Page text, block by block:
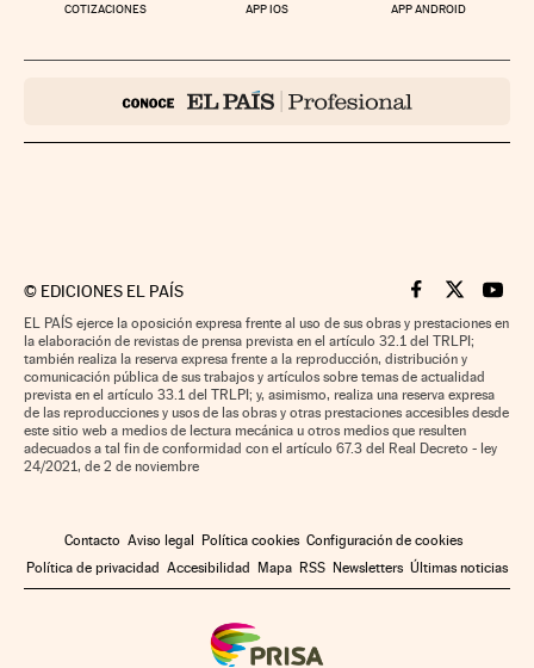
COTIZACIONES APP IOS APP ANDROID
© EDICIONES EL PAÍS Cinco Días en
Cinco Días
Cinco
EL PAÍS ejerce la oposición expresa frente al uso de sus obras y prestaciones en
la elaboración de revistas de prensa prevista en el artículo 32.1 del TRLPI;
también realiza la reserva expresa frente a la reproducción, distribución y
comunicación pública de sus trabajos y artículos sobre temas de actualidad
prevista en el artículo 33.1 del TRLPI; y, asimismo, realiza una reserva expresa
de las reproducciones y usos de las obras y otras prestaciones accesibles desde
este sitio web a medios de lectura mecánica u otros medios que resulten
adecuados a tal fin de conformidad con el artículo 67.3 del Real Decreto - ley
24/2021, de 2 de noviembre
Contacto Aviso legal Política cookies Configuración de cookies
Política de privacidad Accesibilidad Mapa RSS Newsletters Últimas noticias